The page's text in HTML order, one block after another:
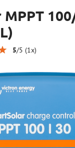
5/5 (1x)